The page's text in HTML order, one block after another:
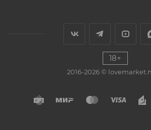
2016-2026 ©
18+